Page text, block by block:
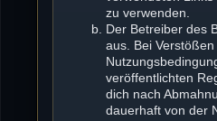
zu verwenden.
Der Betreiber des
aus. Bei
veröffentlichten
dich nach
dauerhaft von der